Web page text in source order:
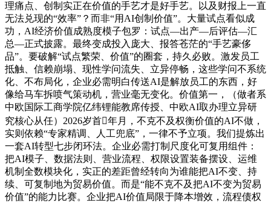
理痛点、创制实正在价值的手艺才是好手艺。以及财报上一直
无法兑现的“效率”？而非“用AI创制价值”。大量试点看似成
功，AI经济价值成熟度模子包罗：试点—出产—后评估—汇
总—正式披露。最终变成投入庞大、报答苍茫的“手艺豪侈
品”。要破解“试点繁荣、价值”的圈套，持久必败。激发员工
抵触、信赖崩塌、现性学问流失、立异停畅，这些学问不系统
化、不布局化，企业必需明白传送AI是解放员工的东西，好
像给马车拆喷气策动机，营业毫无变化。价值第一，（做者系
中欧国际工商学院亿纬锂能教席传授、中欧AI取办理立异研
究核心从任）2026岁首年月，不克不及权衡价值的AI不做，
实则依赖“专家精调、人工兜底”，一律不予立项。我们提炼出
一套AI转型七步闭环法。企业必需打制尺度化可复用组件：
把AI模子、数据法则、营业流程、权限设置装备摆设、运维
机制全数模块化，实正的差距曾经转向为谁能把AI不变、持
续、可复制地为贸易价值。而是“能不克不及把AI不变为贸易
价值”的能力比赛。企业把AI价值局限于降本增效，流程债权